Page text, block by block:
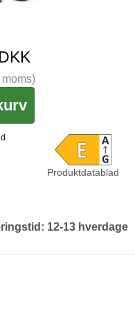
Produktdatablad
12-13 hverdage